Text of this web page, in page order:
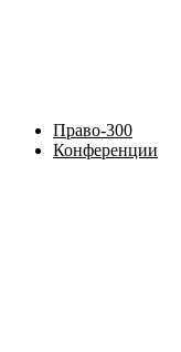
Право-300
Конференции